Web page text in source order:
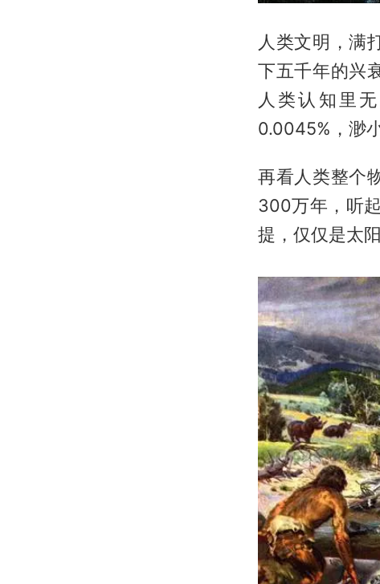
人类文明，满
下五千年的兴
人类认知里
0.0045%，渺
再看人类整个
300万年，听
提，仅仅是太